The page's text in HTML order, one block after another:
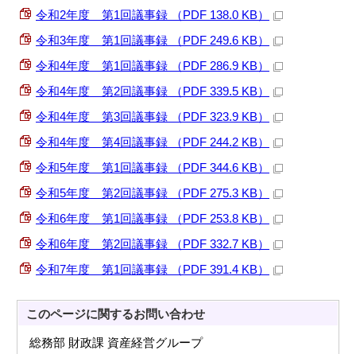
令和2年度 第1回議事録 （PDF 138.0 KB）
令和3年度 第1回議事録 （PDF 249.6 KB）
令和4年度 第1回議事録 （PDF 286.9 KB）
令和4年度 第2回議事録 （PDF 339.5 KB）
令和4年度 第3回議事録 （PDF 323.9 KB）
令和4年度 第4回議事録 （PDF 244.2 KB）
令和5年度 第1回議事録 （PDF 344.6 KB）
令和5年度 第2回議事録 （PDF 275.3 KB）
令和6年度 第1回議事録 （PDF 253.8 KB）
令和6年度 第2回議事録 （PDF 332.7 KB）
令和7年度 第1回議事録 （PDF 391.4 KB）
このページに関するお問い合わせ
総務部 財政課 資産経営グループ